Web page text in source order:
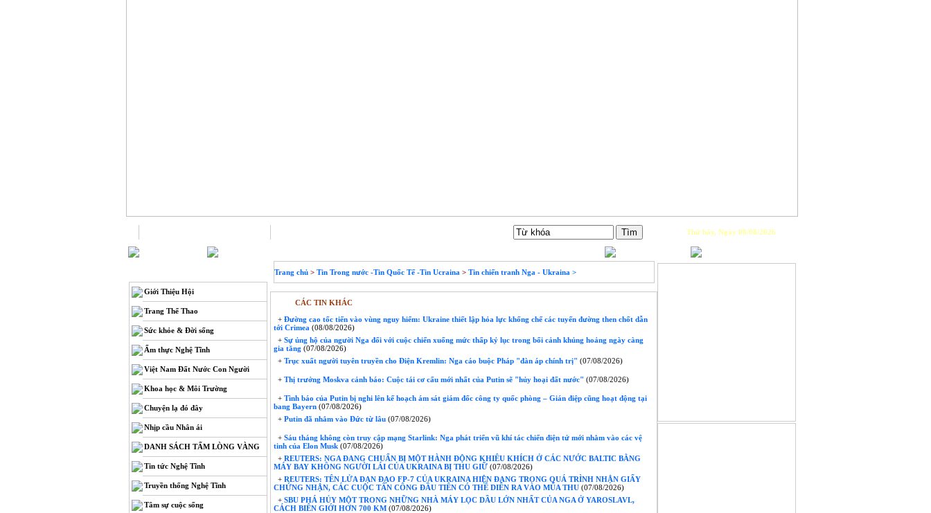
Thứ bẩy, Ngày 08/08/2026
Giới Thiệu Hội
Trang Thể Thao
Sức khỏe & Đời sống
Ẩm thực Nghệ Tĩnh
Việt Nam Đất Nước Con Người
Khoa học & Môi Trường
Chuyện lạ đó đây
Nhịp cầu Nhân ái
DANH SÁCH TẤM LÒNG VÀNG
Tin tức Nghệ Tĩnh
Truyền thống Nghệ Tĩnh
Tâm sự cuộc sống
Trang chủ > Tin Trong nước -Tin Quốc Tế -Tin Ucraina > Tin chiến tranh Nga - Ukraina >
CÁC TIN KHÁC
+ Đường cao tốc tiến vào vùng nguy hiểm: Ukraine thiết lập hỏa lực khống chế các tuyến đường then chốt dẫn
tới Crimea (08/08/2026)
+ Sự ủng hộ của người Nga đối với cuộc chiến xuống mức thấp kỷ lục trong bối cảnh khủng hoảng ngày càng
gia tăng (07/08/2026)
+ Trục xuất người tuyên truyền cho Điện Kremlin: Nga cáo buộc Pháp "đàn áp chính trị" (07/08/2026)
+ Thị trưởng Moskva cảnh báo: Cuộc tái cơ cấu mới nhất của Putin sẽ "hủy hoại đất nước" (07/08/2026)
+ Tình báo của Putin bị nghi lên kế hoạch ám sát giám đốc công ty quốc phòng – Gián điệp cũng hoạt động tại
bang Bayern (07/08/2026)
+ Putin đã nhắm vào Đức từ lâu (07/08/2026)
+ Sáu tháng không còn truy cập mạng Starlink: Nga phát triển vũ khí tác chiến điện tử mới nhằm vào các vệ
tinh của Elon Musk (07/08/2026)
+ REUTERS: NGA ĐANG CHUẨN BỊ MỘT HÀNH ĐỘNG KHIÊU KHÍCH Ở CÁC NƯỚC BALTIC BẰNG
MÁY BAY KHÔNG NGƯỜI LÁI CỦA UKRAINA BỊ THU GIỮ (07/08/2026)
+ REUTERS: TÊN LỬA ĐẠN ĐẠO FP-7 CỦA UKRAINA HIỆN ĐANG TRONG QUÁ TRÌNH NHẬN GIẤY
CHỨNG NHẬN, CÁC CUỘC TẤN CÔNG ĐẦU TIÊN CÓ THỂ DIỄN RA VÀO MÙA THU (07/08/2026)
+ SBU PHÁ HỦY MỘT TRONG NHỮNG NHÀ MÁY LỌC DẦU LỚN NHẤT CỦA NGA Ở YAROSLAVL,
CÁCH BIÊN GIỚI HƠN 700 KM (07/08/2026)